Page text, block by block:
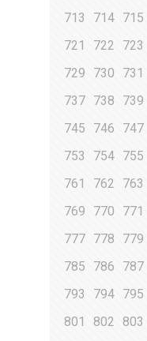
713
714 715
721
722 723
729
730 731
737 738 739
745
746 747
753
754 755
761
762 763
769
770 771
777 778 779
785
786 787
793
794 795
801
802 803